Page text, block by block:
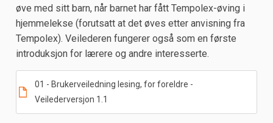
øve med sitt barn, når barnet har fått Tempolex-øving i
hjemmelekse (forutsatt at det øves etter anvisning fra
Tempolex). Veilederen fungerer også som en første
introduksjon for lærere og andre interesserte.
01 - Brukerveiledning lesing, for foreldre -
Veilederversjon 1.1